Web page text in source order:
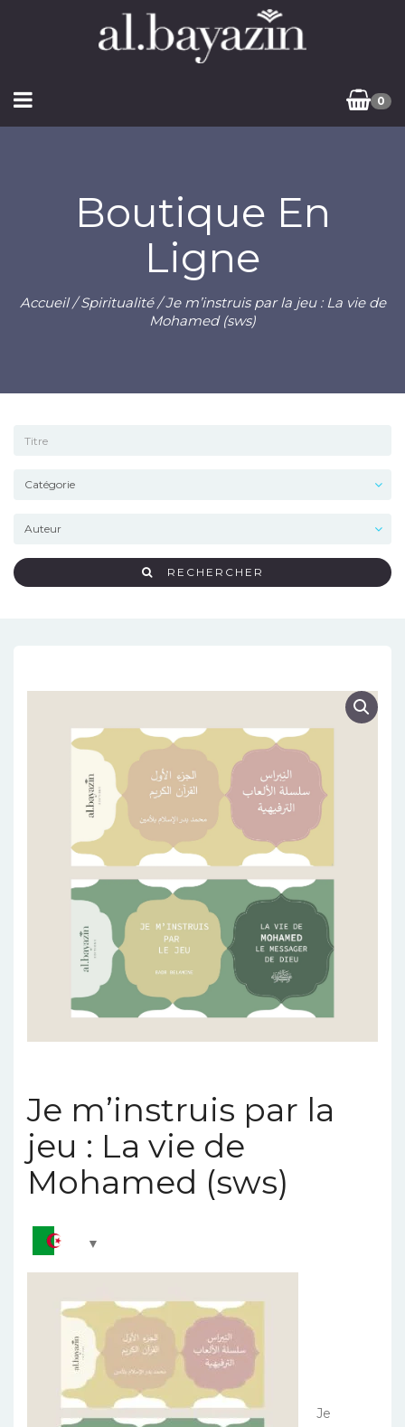
0
Boutique En
Ligne
Accueil/Spiritualité/ Je m’instruis par la jeu : La vie de
Mohamed (sws)
RECHERCHER
Je m’instruis par la
jeu : La vie de
Mohamed (sws)
Je